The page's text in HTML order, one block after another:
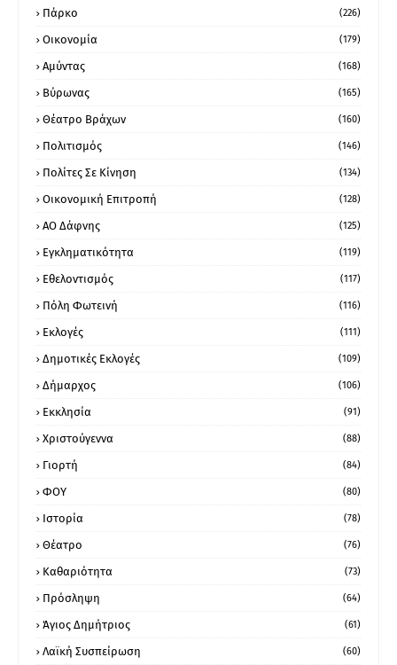
Πάρκο (226)
Οικονομία (179)
Αμύντας (168)
Βύρωνας (165)
Θέατρο Βράχων (160)
Πολιτισμός (146)
Πολίτες Σε Κίνηση (134)
Οικονομική Επιτροπή (128)
ΑΟ Δάφνης (125)
Εγκληματικότητα (119)
Εθελοντισμός (117)
Πόλη Φωτεινή (116)
Εκλογές (111)
Δημοτικές Εκλογές (109)
Δήμαρχος (106)
Εκκλησία (91)
Χριστούγεννα (88)
Γιορτή (84)
ΦΟΥ (80)
Ιστορία (78)
Θέατρο (76)
Καθαριότητα (73)
Πρόσληψη (64)
Άγιος Δημήτριος (61)
Λαϊκή Συσπείρωση (60)